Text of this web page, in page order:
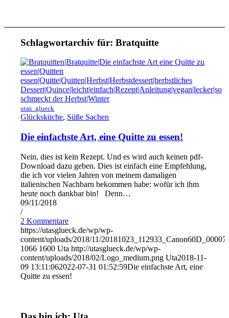
Schlagwortarchiv für:Bratquitte
utas_glueck
Glücksküche, Süße Sachen
Die einfachste Art, eine Quitte zu essen!
Nein, dies ist kein Rezept. Und es wird auch keinen pdf-
Download dazu geben. Dies ist einfach eine Empfehlung,
die ich vor vielen Jahren von meinem damaligen
italienischen Nachbarn bekommen habe: wofür ich ihm
heute noch dankbar bin! Denn…
09/11/2018
/
2 Kommentare
https://utasglueck.de/wp/wp-
content/uploads/2018/11/
1066 1600 Uta http://utasglueck.de/wp/wp-
content/uploads/2018/02/Logo_medium.png Uta2018-11-
09 13:11:062022-07-31 01:52:59Die einfachste Art, eine
Quitte zu essen!